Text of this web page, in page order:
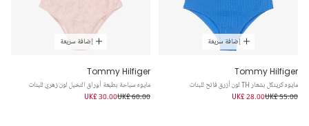
إضافة سريعة
Tommy Hilfiger
مايوه كرينكل بشعار TH لون أزرق فاتح للبنات
UK£ 55.00
UK£ 28.00
إضافة سريعة
Tommy Hilfiger
مايوه سباحة بطبعة أوراق النخيل لون زهري للبنات
UK£ 60.00
UK£ 30.00